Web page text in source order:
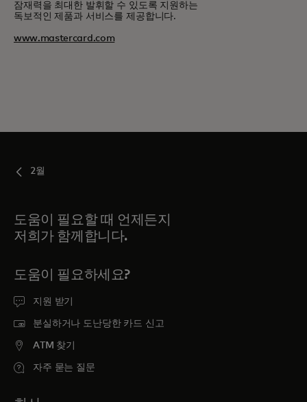
잠재력을 최대한 발휘할 수 있도록 지원하는
독보적인 제품과 서비스를 제공합니다.
www.mastercard.com
2월
도움이 필요할 때 언제든지
저희가 함께합니다.
도움이 필요하세요?
지원 받기
분실하거나 도난당한 카드 신고
ATM 찾기
자주 묻는 질문